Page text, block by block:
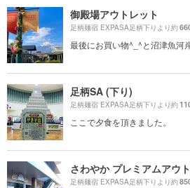
御殿場アウトレット
足柄麺宿 EXPASA足柄下りより約
最後にお買い物^_^と沼津魚河
足柄SA (下り)
足柄麺宿 EXPASA足柄下りより約
ここで夕食を頂きました。
さわやか プレミアムアウ
足柄麺宿 EXPASA足柄下りより約